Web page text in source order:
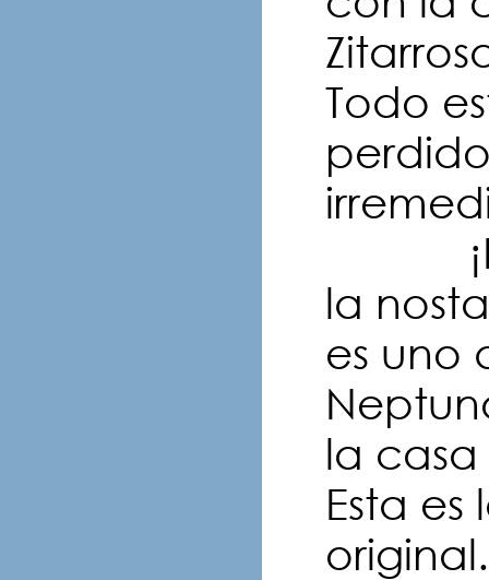
Todo
¡Era
la
es uno
la
Esta
original.